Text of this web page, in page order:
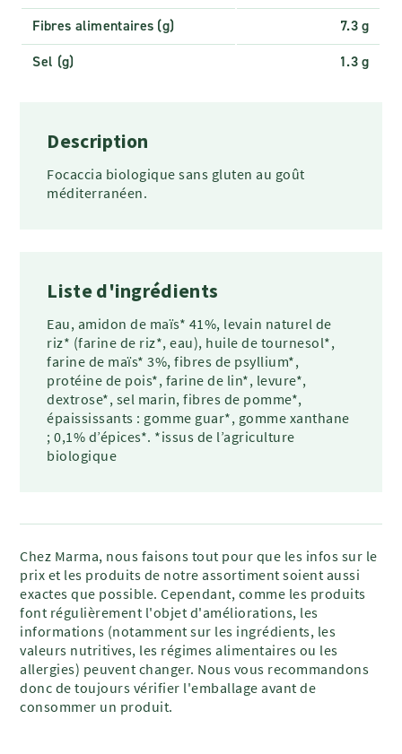
Fibres alimentaires (g)
7.3 g
Sel (g)
1.3 g
Description
Focaccia biologique sans gluten au goût
méditerranéen.
Liste d'ingrédients
Eau, amidon de maïs* 41%, levain naturel de
riz* (farine de riz*, eau), huile de tournesol*,
farine de maïs* 3%, fibres de psyllium*,
protéine de pois*, farine de lin*, levure*,
dextrose*, sel marin, fibres de pomme*,
épaississants : gomme guar*, gomme xanthane
; 0,1% d’épices*. *issus de l’agriculture
biologique
Chez Marma, nous faisons tout pour que les infos sur le
prix et les produits de notre assortiment soient aussi
exactes que possible. Cependant, comme les produits
font régulièrement l'objet d'améliorations, les
informations (notamment sur les ingrédients, les
valeurs nutritives, les régimes alimentaires ou les
allergies) peuvent changer. Nous vous recommandons
donc de toujours vérifier l'emballage avant de
consommer un produit.